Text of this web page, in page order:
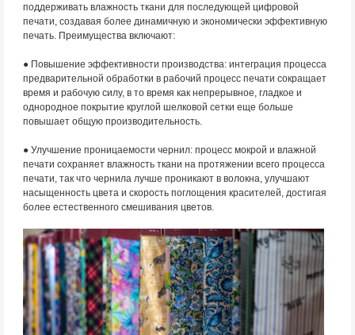
поддерживать влажность ткани для последующей цифровой
печати, создавая более динамичную и экономически эффективную
печать. Преимущества включают:
● Повышение эффективности производства: интеграция процесса
предварительной обработки в рабочий процесс печати сокращает
время и рабочую силу, в то время как непрерывное, гладкое и
однородное покрытие круглой шелковой сетки еще больше
повышает общую производительность.
● Улучшение проницаемости чернил: процесс мокрой и влажной
печати сохраняет влажность ткани на протяжении всего процесса
печати, так что чернила лучше проникают в волокна, улучшают
насыщенность цвета и скорость поглощения красителей, достигая
более естественного смешивания цветов.